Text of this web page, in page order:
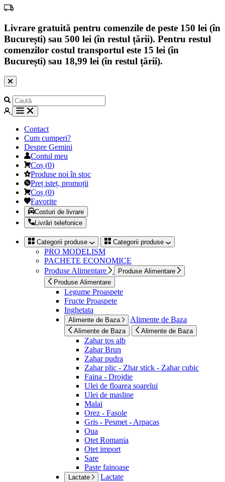
Livrare gratuită pentru comenzile de peste 150 lei (în
București) sau 500 lei (în restul țării). Pentru restul
comenzilor costul transportul este 15 lei (în
București) sau 18,99 lei (în restul țării).
Contact
Cum cumperi?
Despre Gemini
Contul meu
Coș (0)
Produse noi în stoc
Preț isteț, promoții
Coș (0)
Favorite
Costuri de livrare
Livrări telefonice
Categorii produse Categorii produse
PRO MODELISM
PACHETE ECONOMICE
Produse Alimentare
Produse Alimentare
Produse Alimentare
Legume Proaspete
Fructe Proaspete
Inghetata
Alimente de Baza Alimente de Baza
Alimente de Baza Alimente de Baza
Zahar tos alb
Zahar Brun
Zahar pudra
Zahar plic - Zhar stick - Zahar cubic
Faina - Drojdie
Ulei de floarea soarelui
Ulei de masline
Malai
Orez - Fasole
Gris - Pesmet - Arpacas
Oua
Otet Romania
Otet import
Sare
Paste fainoase
Lactate Lactate